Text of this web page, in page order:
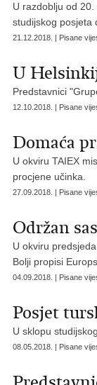
U razdoblju od
studijskog posjeta
21.12.2018. | Pisane
U
Predstavnici
12.10.2018. | Pisane
Domaća
U okviru TAIEX
procjene učinka.
27.09.2018. | Pisane
Održan
U okviru
Bolji propisi
04.09.2018. | Pisane
Posjet
U sklopu
08.05.2018. | Pisane